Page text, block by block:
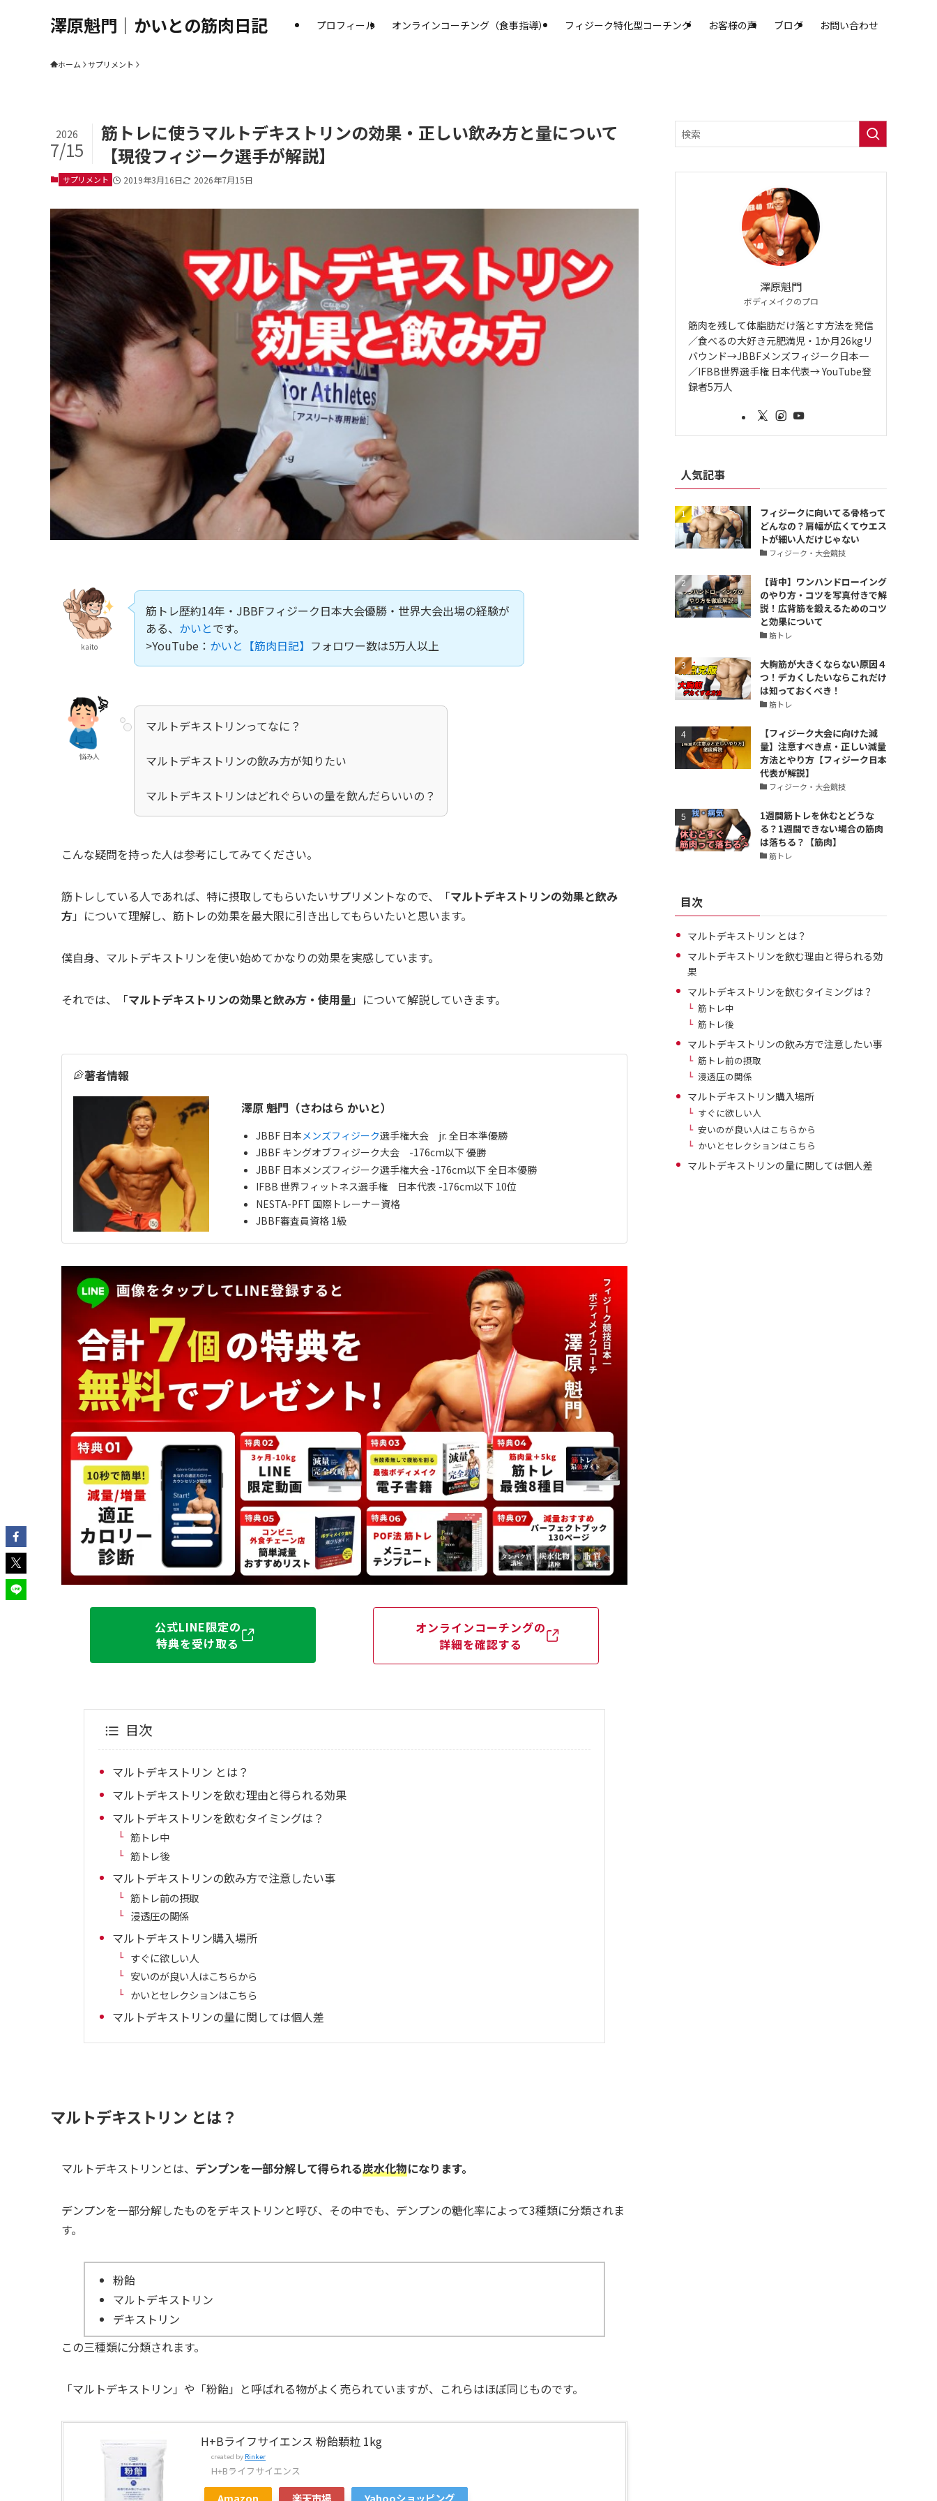
澤原魁門｜かいとの筋肉日記 プロフィール オンラインコーチング（食事指導） フィジーク特化型コーチング お客様の声 ブログ お問い合わせ
ホーム サプリメント
筋トレに使うマルトデキストリンの効果・正しい飲み方と量について
【現役フィジーク選手が解説】
2026
7/15
サプリメント 2019年3月16日 2026年7月15日
kaito
筋トレ歴約14年・JBBFフィジーク日本大会優勝・世界大会出場の経験が
ある、 かいとです。
>YouTube： かいと【筋肉日記】 フォロワー数は5万人以上
悩み人
マルトデキストリンってなに？
マルトデキストリンの飲み方が知りたい
マルトデキストリンはどれぐらいの量を飲んだらいいの？
こんな疑問を持った人は参考にしてみてください。
筋トレしている人であれば、特に摂取してもらいたいサプリメントなので、「マルトデキストリンの効果と飲み
方」について理解し、筋トレの効果を最大限に引き出してもらいたいと思います。
僕自身、マルトデキストリンを使い始めてかなりの効果を実感しています。
それでは、「マルトデキストリンの効果と飲み方・使用量」について解説していきます。
著者情報
澤原 魁門（さわはら かいと）
JBBF 日本 メンズフィジーク選手権大会 jr. 全日本準優勝
JBBF キングオブフィジーク大会 -176cm以下 優勝
JBBF 日本メンズフィジーク選手権大会 -176cm以下 全日本優勝
IFBB 世界フィットネス選手権 日本代表 -176cm以下 10位
NESTA-PFT 国際トレーナー資格
JBBF審査員資格 1級
公式LINE限定の
特典を受け取る
オンラインコーチングの
詳細を確認する
目次
マルトデキストリン とは？
マルトデキストリンを飲む理由と得られる効果
マルトデキストリンを飲むタイミングは？
筋トレ中
筋トレ後
マルトデキストリンの飲み方で注意したい事
筋トレ前の摂取
浸透圧の関係
マルトデキストリン購入場所
すぐに欲しい人
安いのが良い人はこちらから
かいとセレクションはこちら
マルトデキストリンの量に関しては個人差
マルトデキストリン とは？
マルトデキストリンとは、 デンプンを一部分解して得られる炭水化物になります。
デンプンを一部分解したものをデキストリンと呼び、その中でも、デンプンの糖化率によって3種類に分類されま
す。
粉飴
マルトデキストリン
デキストリン
この三種類に分類されます。
「マルトデキストリン」や「粉飴」と呼ばれる物がよく売られていますが、これらはほぼ同じものです。
H+Bライフサイエンス 粉飴顆粒 1kg
created by Rinker
H+Bライフサイエンス
澤原魁門
ボディメイクのプロ
筋肉を残して体脂肪だけ落とす方法を発信
／食べるの大好き元肥満児・1か月26kgリ
バウンド→JBBFメンズフィジーク日本一
／IFBB世界選手権 日本代表→ YouTube登
録者5万人
人気記事
フィジークに向いてる骨格って
どんなの？肩幅が広くてウエス
トが細い人だけじゃない
フィジーク・大会競技
【背中】ワンハンドローイング
のやり方・コツを写真付きで解
説！広背筋を鍛えるためのコツ
と効果について
筋トレ
大胸筋が大きくならない原因４
つ！デカくしたいならこれだけ
は知っておくべき！
筋トレ
【フィジーク大会に向けた減
量】注意すべき点・正しい減量
方法とやり方【フィジーク日本
代表が解説】
フィジーク・大会競技
1週間筋トレを休むとどうな
る？1週間できない場合の筋肉
は落ちる？【筋肉】
筋トレ
目次
マルトデキストリン とは？
マルトデキストリンを飲む理由と得られる効
果
マルトデキストリンを飲むタイミングは？
筋トレ中
筋トレ後
マルトデキストリンの飲み方で注意したい事
筋トレ前の摂取
浸透圧の関係
マルトデキストリン購入場所
すぐに欲しい人
安いのが良い人はこちらから
かいとセレクションはこちら
マルトデキストリンの量に関しては個人差